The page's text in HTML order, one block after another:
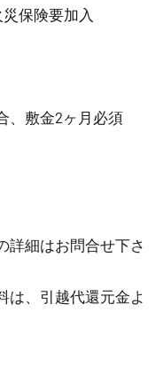
険要加入
、敷金2ヶ月必須
詳細はお問合せ下さ
、引越代還元金よ